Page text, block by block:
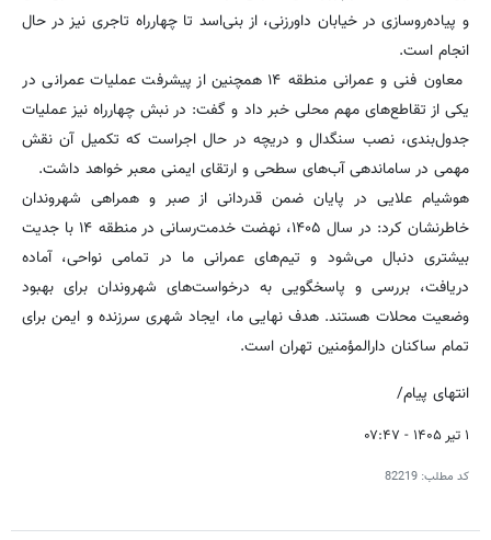
و پیاده‌روسازی در خیابان داورزنی، از بنی‌اسد تا چهارراه تاجری نیز در حال
انجام است.
معاون فنی و عمرانی منطقه ۱۴ همچنین از پیشرفت عملیات عمرانی در
یکی از تقاطع‌های مهم محلی خبر داد و گفت: در نبش چهارراه نیز عملیات
جدول‌بندی، نصب سنگدال و دریچه در حال اجراست که تکمیل آن نقش
مهمی در ساماندهی آب‌های سطحی و ارتقای ایمنی معبر خواهد داشت.
هوشیام علایی در پایان ضمن قدردانی از صبر و همراهی شهروندان
خاطرنشان کرد: در سال ۱۴۰۵، نهضت خدمت‌رسانی در منطقه ۱۴ با جدیت
بیشتری دنبال می‌شود و تیم‌های عمرانی ما در تمامی نواحی، آماده
دریافت، بررسی و پاسخگویی به درخواست‌های شهروندان برای بهبود
وضعیت محلات هستند. هدف نهایی ما، ایجاد شهری سرزنده و ایمن برای
تمام ساکنان دارالمؤمنین تهران است.
انتهای پیام/
۱ تیر ۱۴۰۵ - ۰۷:۴۷
کد مطلب: 82219